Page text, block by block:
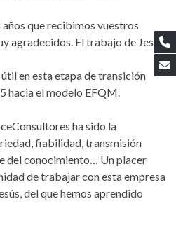
años que recibimos vuestros
agradecidos. El trabajo de Jesús
en esta etapa de transición
hacia el modelo EFQM.
ha sido la
fiabilidad, transmisión
del conocimiento… Un placer
de trabajar con esta empresa
del que hemos aprendido